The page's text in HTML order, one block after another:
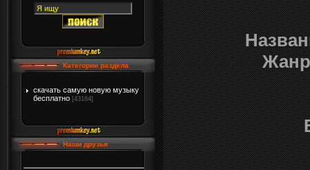
Категории раздела
скачать самую новую музыку
бесплатно [43164]
Наши друзья
Жанр